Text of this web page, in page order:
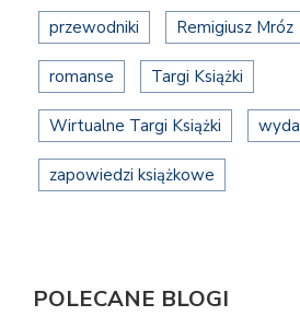
przewodniki Remigiusz Mróz
romanse Targi Książki
Wirtualne Targi Książki
zapowiedzi książkowe
POLECANE BLOGI